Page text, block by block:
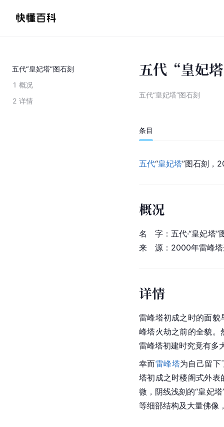
五代“皇妃塔”图石刻
1 概况
2 详情
五代“皇妃
五代“皇妃塔”图石刻
条目
五代“皇妃塔”图石刻，
概况
名　字： 五代·“皇妃塔”
来　源：2000年雷峰
详情
雷峰塔初成之时的面
峰塔火劫之前的全貌
雷峰塔初建时究竟有多
幸而雷峰塔为自己留下
塔初成之时楼阁式外表
微，阴线浅刻的“皇妃
等细部结构及大量佛像